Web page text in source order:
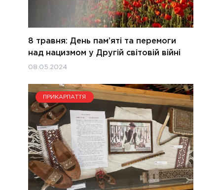
8 травня: День пам’яті та перемоги
над нацизмом у Другій світовій війні
08.05.2024
ПРИКАРПАТТЯ